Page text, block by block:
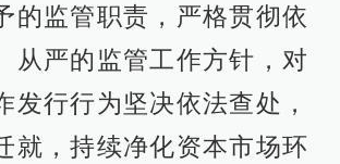
的监管职责，严格贯彻依
从严的监管工作方针，对
发行行为坚决依法查处，
就，持续净化资本市场环